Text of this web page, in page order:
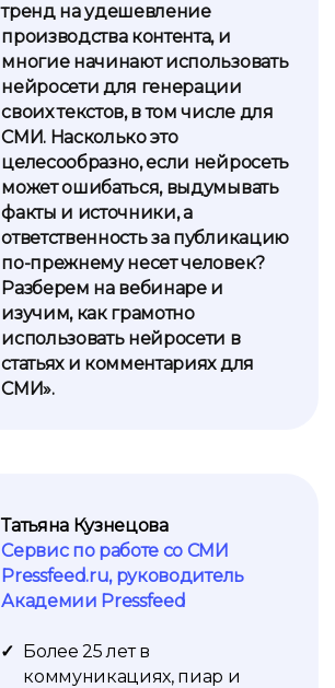
тренд на удешевление
производства контента, и
многие начинают использовать
нейросети для генерации
своих текстов, в том числе для
СМИ. Насколько это
целесообразно, если нейросеть
может ошибаться, выдумывать
факты и источники, а
ответственность за публикацию
по-прежнему несет человек?
Разберем на вебинаре и
изучим, как грамотно
использовать нейросети в
статьях и комментариях для
СМИ».
Сервис по работе со СМИ
Pressfeed.ru, руководитель
Академии Pressfeed
Более 25 лет в
коммуникациях, пиар и
Татьяна Кузнецова